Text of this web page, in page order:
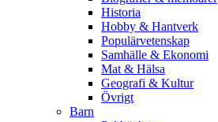
Historia
Hobby & Hantverk
Populärvetenskap
Samhälle & Ekonomi
Mat & Hälsa
Geografi & Kultur
Övrigt
Barn